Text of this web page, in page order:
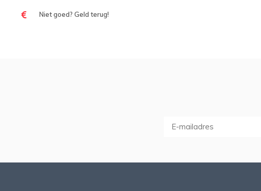
Niet goed? Geld terug!